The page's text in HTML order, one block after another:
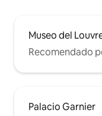
Museo del
Recomendado
Palacio Garnier